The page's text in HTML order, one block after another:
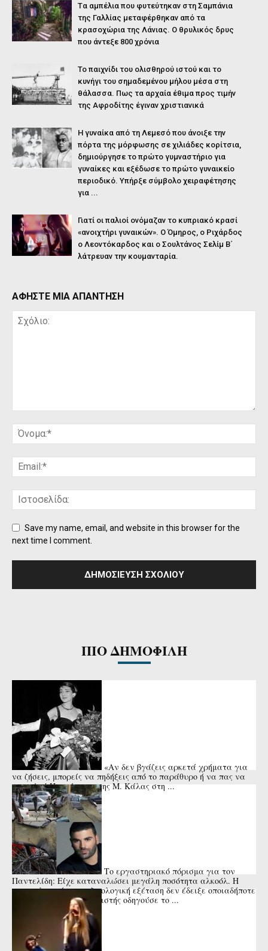
Tα αμπέλια που φυτεύτηκαν στη Σαμπάνια
της Γαλλίας μεταφέρθηκαν από τα
κρασοχώρια της Λάνιας. Ο θρυλικός δρυς
που άντεξε 800 χρόνια
Το παιχνίδι του ολισθηρού ιστού και το
κυνήγι του σημαδεμένου μήλου μέσα στη
θάλασσα. Πως τα αρχαία έθιμα προς τιμήν
της Αφροδίτης έγιναν χριστιανικά
Η γυναίκα από τη Λεμεσό που άνοιξε την
πόρτα της μόρφωσης σε χιλιάδες κορίτσια,
δημιούργησε το πρώτο γυμναστήριο για
γυναίκες και εξέδωσε το πρώτο γυναικείο
περιοδικό. Υπήρξε σύμβολο χειραφέτησης
για ...
Γιατί οι παλιοί ονόμαζαν το κυπριακό κρασί
«ανοιχτήρι γυναικών». Ο Όμηρος, ο Ριχάρδος
ο Λεοντόκαρδος και ο Σουλτάνος Σελίμ Β΄
λάτρευαν την κουμανταρία.
ΑΦΗΣΤΕ ΜΙΑ ΑΠΑΝΤΗΣΗ
Save my name, email, and website in this browser for the
next time I comment.
ΠΙΟ ΔΗΜΟΦΙΛΗ
«Αν δεν βγάζεις αρκετά χρήματα για
να ζήσεις, μπορείς να πηδήξεις από το παράθυρο ή να πας να
πνιγείς»! Η απάντηση της Μ. Κάλας στη ...
Το εργαστηριακό πόρισμα για τον
Παντελίδη: Είχε καταναλώσει μεγάλη ποσότητα αλκοόλ. Η
αιματολογική και τοξικολογική εξέταση δεν έδειξε οποιαδήποτε
άλλη ουσία. Ο τραγουδιστής οδηγούσε το ...